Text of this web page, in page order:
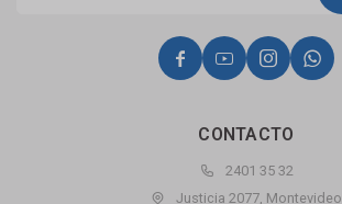
CONTACTO
2401 35 32
Justicia 2077, Montevideo
   